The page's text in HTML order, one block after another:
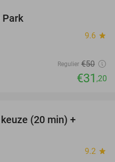
Park
9.6 star
Regulier €50
€31 ,20
(20 min) +
9.2 star